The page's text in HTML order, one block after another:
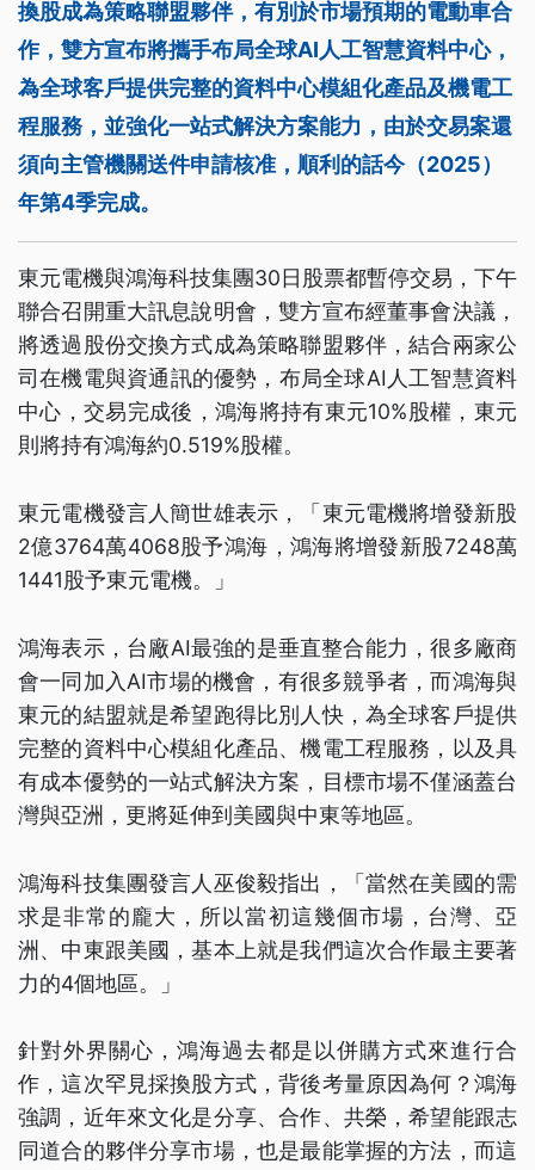
換股成為策略聯盟夥伴，有別於市場預期的電動車合
作，雙方宣布將攜手布局全球AI人工智慧資料中心，
為全球客戶提供完整的資料中心模組化產品及機電工
程服務，並強化一站式解決方案能力，由於交易案還
須向主管機關送件申請核准，順利的話今（2025）
年第4季完成。
東元電機與鴻海科技集團30日股票都暫停交易，下午
聯合召開重大訊息說明會，雙方宣布經董事會決議，
將透過股份交換方式成為策略聯盟夥伴，結合兩家公
司在機電與資通訊的優勢，布局全球AI人工智慧資料
中心，交易完成後，鴻海將持有東元10%股權，東元
則將持有鴻海約0.519%股權。
東元電機發言人簡世雄表示，「東元電機將增發新股
2億3764萬4068股予鴻海，鴻海將增發新股7248萬
1441股予東元電機。」
鴻海表示，台廠AI最強的是垂直整合能力，很多廠商
會一同加入AI市場的機會，有很多競爭者，而鴻海與
東元的結盟就是希望跑得比別人快，為全球客戶提供
完整的資料中心模組化產品、機電工程服務，以及具
有成本優勢的一站式解決方案，目標市場不僅涵蓋台
灣與亞洲，更將延伸到美國與中東等地區。
鴻海科技集團發言人巫俊毅指出，「當然在美國的需
求是非常的龐大，所以當初這幾個市場，台灣、亞
洲、中東跟美國，基本上就是我們這次合作最主要著
力的4個地區。」
針對外界關心，鴻海過去都是以併購方式來進行合
作，這次罕見採換股方式，背後考量原因為何？鴻海
強調，近年來文化是分享、合作、共榮，希望能跟志
同道合的夥伴分享市場，也是最能掌握的方法，而這